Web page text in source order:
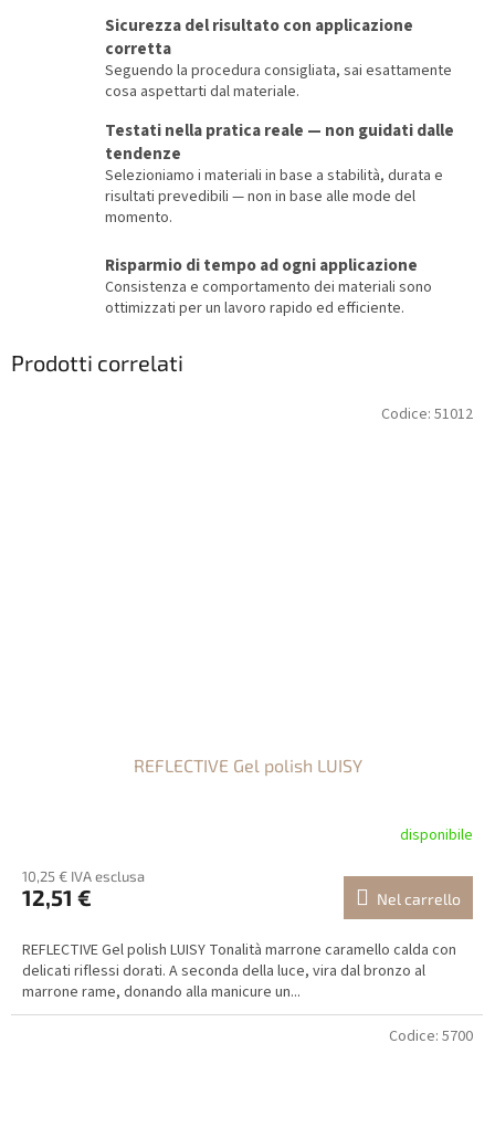
Sicurezza del risultato con applicazione
corretta
Seguendo la procedura consigliata, sai esattamente
cosa aspettarti dal materiale.
Testati nella pratica reale — non guidati dalle
tendenze
Selezioniamo i materiali in base a stabilità, durata e
risultati prevedibili — non in base alle mode del
momento.
Risparmio di tempo ad ogni applicazione
Consistenza e comportamento dei materiali sono
ottimizzati per un lavoro rapido ed efficiente.
Prodotti correlati
REFLECTIVE Gel polish LUISY
disponibile
10,25 € IVA esclusa
12,51 € Nel carrello
REFLECTIVE Gel polish LUISY Tonalità marrone caramello calda con
delicati riflessi dorati. A seconda della luce, vira dal bronzo al
marrone rame, donando alla manicure un...
Codice: 51012
Codice: 5700